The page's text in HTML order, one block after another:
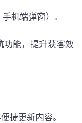
手机端弹窗）。
功能，提升获客效
捷更新内容。